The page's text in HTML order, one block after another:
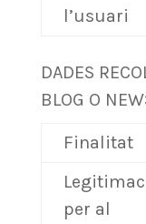
l’usuari
DADES
BLOG O
Finalitat
per al